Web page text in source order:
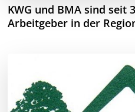
KWG und BMA sind seit
Arbeitgeber in der